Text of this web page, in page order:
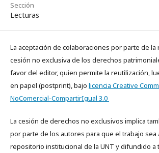
Sección
Lecturas
La aceptación de colaboraciones por parte de la
cesión no exclusiva de los derechos
favor del editor, quien permite la reutilización,
en papel (postprint), bajo licencia Creative
NoComercial-CompartirIgual 3.0
La cesión de derechos no exclusivos implica
por parte de los autores para que el trabajo sea
repositorio institucional de la UNT y difundido a